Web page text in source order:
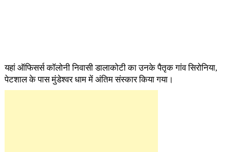
यहां ऑफिसर्स कॉलोनी निवासी डालाकोटी का उनके पैतृक गांव सिरोनिया,
पेटशाल के पास मुंडेश्वर धाम में अंतिम संस्कार किया गया।